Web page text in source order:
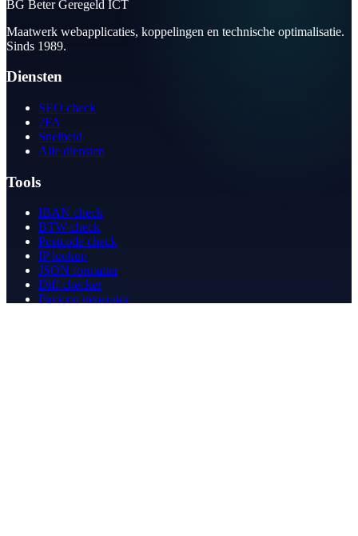
BG Beter Geregeld ICT
Maatwerk webapplicaties, koppelingen en technische optimalisatie.
Sinds 1989.
Diensten
SEO check
2FA
Snelheid
Alle diensten
Tools
IBAN check
BTW-check
Postcode check
IP lookup
JSON formatter
Diff checker
Favicon generator